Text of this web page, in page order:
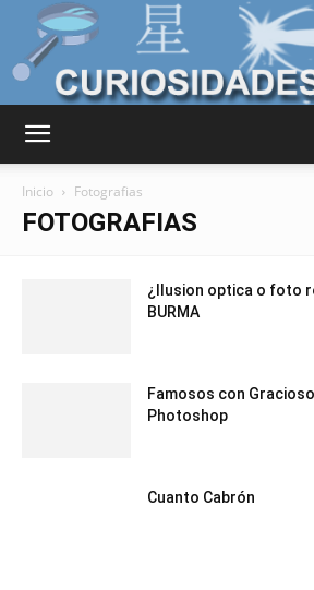
Inicio Fotografias
FOTOGRAFIAS
¿Ilusion optica o foto
BURMA
Famosos con
Photoshop
Cuanto Cabrón